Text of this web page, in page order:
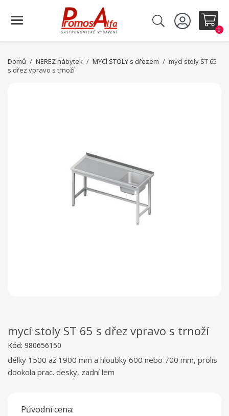
0
Domů NEREZ nábytek MYCÍ STOLY s dřezem
mycí stoly ST 65
s dřez vpravo s trnoží
mycí stoly ST 65 s dřez vpravo s trnoží
Kód: 980656150
délky 1500 až 1900 mm a hloubky 600 nebo 700 mm, prolis
dookola prac. desky, zadní lem
Původní cena: